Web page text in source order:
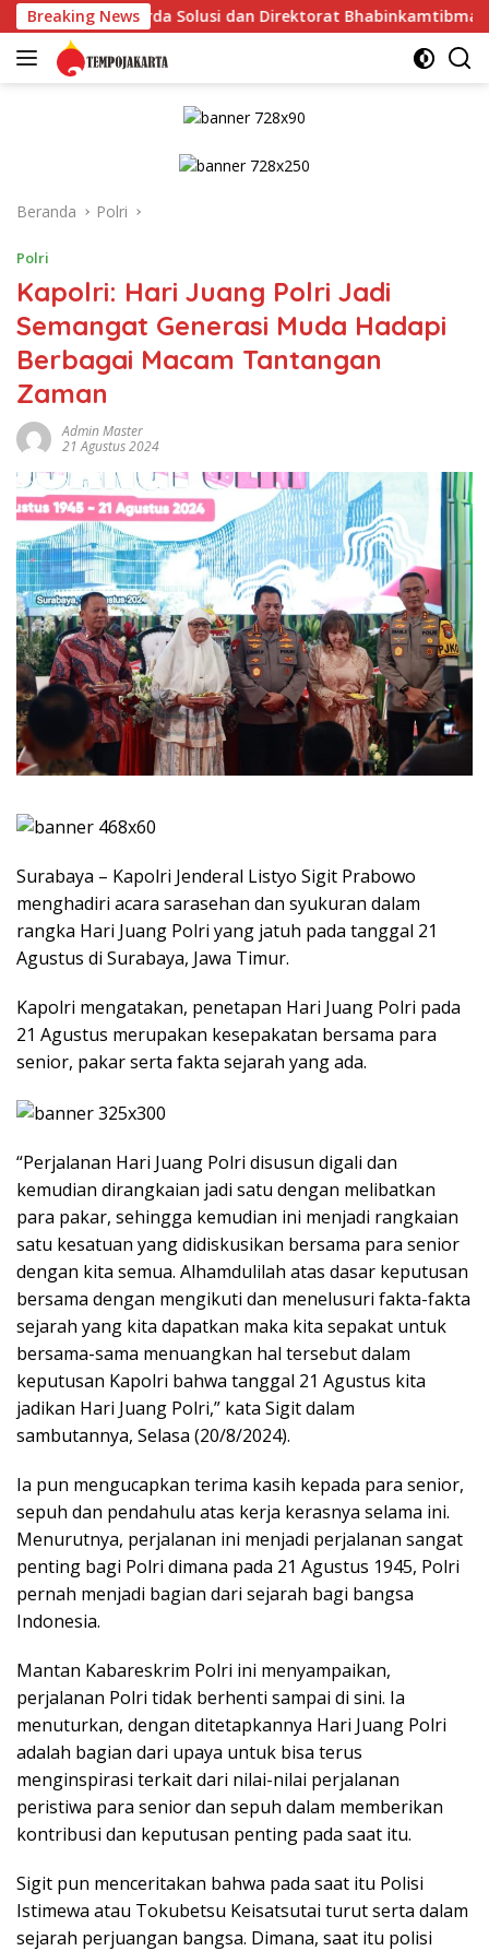
Langsung
ke
konten
Breaking News
Solusi dan Direktorat Bhabinkamtibmas Polda Metro
Beranda Polri
Polri
Kapolri: Hari Juang Polri Jadi
Semangat Generasi Muda Hadapi
Berbagai Macam Tantangan
Zaman
Admin Master
21 Agustus 2024
Surabaya – Kapolri Jenderal Listyo Sigit Prabowo
menghadiri acara sarasehan dan syukuran dalam
rangka Hari Juang Polri yang jatuh pada tanggal 21
Agustus di Surabaya, Jawa Timur.
Kapolri mengatakan, penetapan Hari Juang Polri pada
21 Agustus merupakan kesepakatan bersama para
senior, pakar serta fakta sejarah yang ada.
“Perjalanan Hari Juang Polri disusun digali dan
kemudian dirangkaian jadi satu dengan melibatkan
para pakar, sehingga kemudian ini menjadi rangkaian
satu kesatuan yang didiskusikan bersama para senior
dengan kita semua. Alhamdulilah atas dasar keputusan
bersama dengan mengikuti dan menelusuri fakta-fakta
sejarah yang kita dapatkan maka kita sepakat untuk
bersama-sama menuangkan hal tersebut dalam
keputusan Kapolri bahwa tanggal 21 Agustus kita
jadikan Hari Juang Polri,” kata Sigit dalam
sambutannya, Selasa (20/8/2024).
Ia pun mengucapkan terima kasih kepada para senior,
sepuh dan pendahulu atas kerja kerasnya selama ini.
Menurutnya, perjalanan ini menjadi perjalanan sangat
penting bagi Polri dimana pada 21 Agustus 1945, Polri
pernah menjadi bagian dari sejarah bagi bangsa
Indonesia.
Mantan Kabareskrim Polri ini menyampaikan,
perjalanan Polri tidak berhenti sampai di sini. Ia
menuturkan, dengan ditetapkannya Hari Juang Polri
adalah bagian dari upaya untuk bisa terus
menginspirasi terkait dari nilai-nilai perjalanan
peristiwa para senior dan sepuh dalam memberikan
kontribusi dan keputusan penting pada saat itu.
Sigit pun menceritakan bahwa pada saat itu Polisi
Istimewa atau Tokubetsu Keisatsutai turut serta dalam
sejarah perjuangan bangsa. Dimana, saat itu polisi